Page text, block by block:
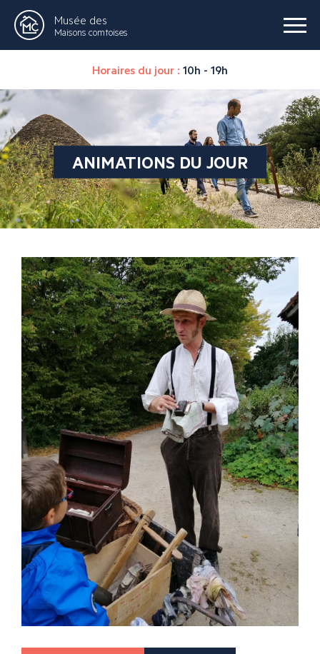
Musée des
Maisons comtoises
Horaires du jour : 10h - 19h
ANIMATIONS DU JOUR